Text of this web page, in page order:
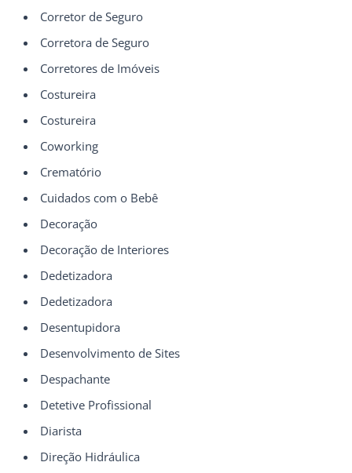
Corretor de Seguro
Corretora de Seguro
Corretores de Imóveis
Costureira
Costureira
Coworking
Crematório
Cuidados com o Bebê
Decoração
Decoração de Interiores
Dedetizadora
Dedetizadora
Desentupidora
Desenvolvimento de Sites
Despachante
Detetive Profissional
Diarista
Direção Hidráulica